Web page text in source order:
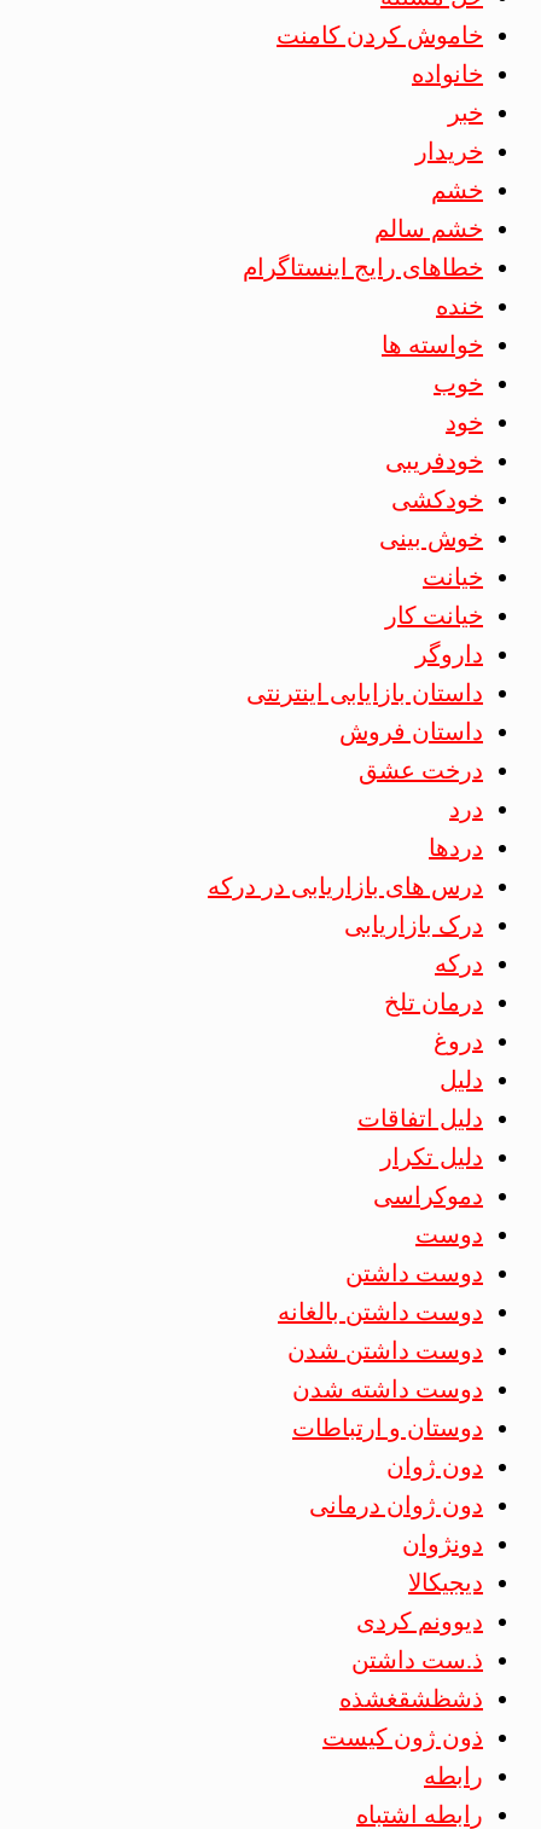
خاموش کردن کامنت
خانواده
خبر
خریدار
خشم
خشم سالم
خطاهای رایج اینستاگرام
خنده
خواسته ها
خوب
خود
خودفریبی
خودکشی
خوش بینی
خیانت
خیانت کار
داروگر
داستان بازایابی اینترنتی
داستان فروش
درخت عشق
درد
دردها
درس های بازاریابی در درکه
درک بازاریابی
درکه
درمان تلخ
دروغ
دلیل
دلیل اتفاقات
دلیل تکرار
دموکراسی
دوست
دوست داشتن
دوست داشتن بالغانه
دوست داشتن شدن
دوست داشته شدن
دوستان و ارتباطات
دون ژوان
دون ژوان درمانی
دونژوان
دیجیکالا
دیوونم کردی
ذ.ست داشتن
ذشظشقغشذه
ذون ژون کیست
رابطه
رابطه اشتباه